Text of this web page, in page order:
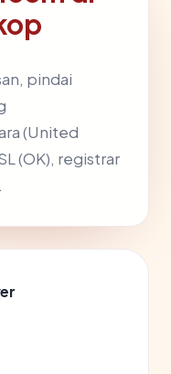
pindai
(United
(OK), registrar